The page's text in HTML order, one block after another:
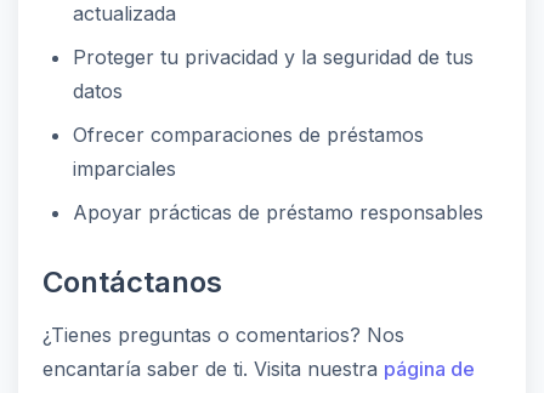
actualizada
Proteger tu privacidad y la seguridad de tus
datos
Ofrecer comparaciones de préstamos
imparciales
Apoyar prácticas de préstamo responsables
Contáctanos
¿Tienes preguntas o comentarios? Nos
encantaría saber de ti. Visita nuestra página de